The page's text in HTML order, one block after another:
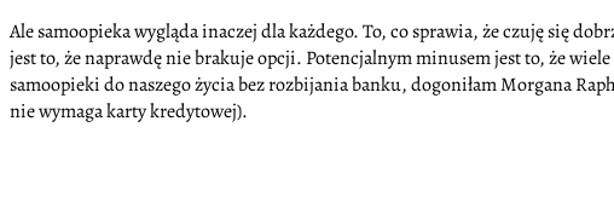
Ale samoopieka wygląda inaczej dla każdego. To, co sprawia, że czuję się
jest to, że naprawdę nie brakuje opcji. Potencjalnym minusem jest to, że
samoopieki do naszego życia bez rozbijania banku, dogoniłam Morgana
nie wymaga karty kredytowej).